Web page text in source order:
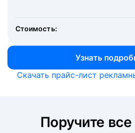
Стоимость:
Узнать
Скачать прайс-лист